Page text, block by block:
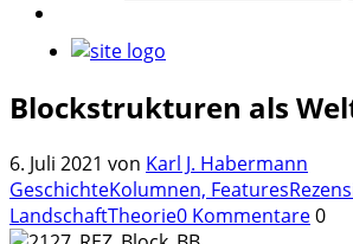
Blockstrukturen als
6. Juli 2021 von Karl J. Habermann
GeschichteKolumnen, Features
LandschaftTheorie0 Kommentare0